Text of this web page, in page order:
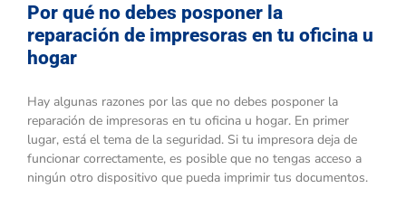
Por qué no debes posponer la
reparación de impresoras en tu oficina u
hogar
Hay algunas razones por las que no debes posponer la
reparación de impresoras en tu oficina u hogar. En primer
lugar, está el tema de la seguridad. Si tu impresora deja de
funcionar correctamente, es posible que no tengas acceso a
ningún otro dispositivo que pueda imprimir tus documentos.